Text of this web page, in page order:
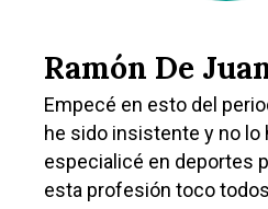
Ramón De
Empecé en esto del
he sido insistente y no lo
especialicé en deportes
esta profesión toco